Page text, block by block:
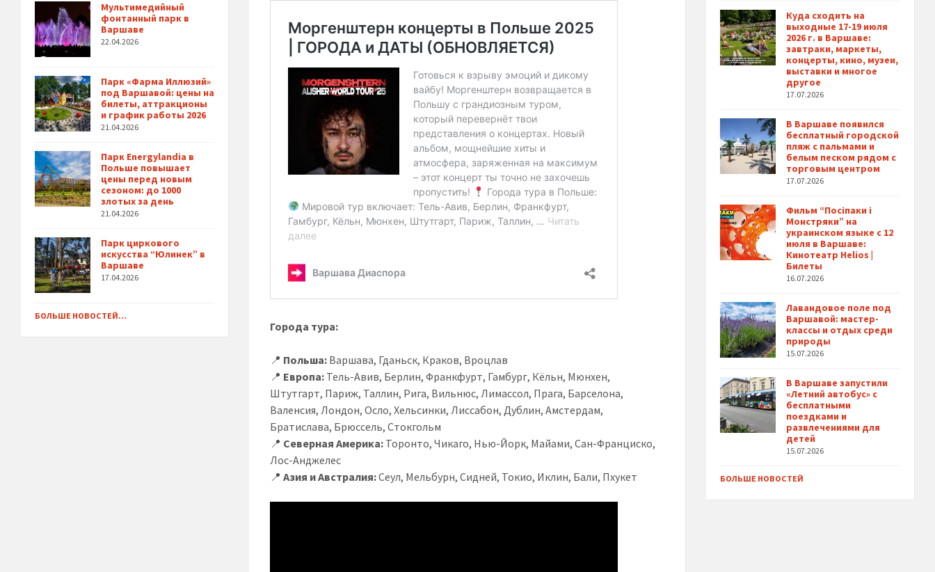
Города тура:
📍 Польша: Варшава, Гданьск, Краков, Вроцлав
📍 Европа: Тель-Авив, Берлин, Франкфурт, Гамбург, Кёльн, Мюнхен,
Штутгарт, Париж, Таллин, Рига, Вильнюс, Лимассол, Прага, Барселона,
Валенсия, Лондон, Осло, Хельсинки, Лиссабон, Дублин, Амстердам,
Братислава, Брюссель, Стокгольм
📍 Северная Америка: Торонто, Чикаго, Нью-Йорк, Майами, Сан-Франциско,
Лос-Анджелес
📍Азия и Австралия:Сеул, Мельбурн, Сидней, Токио, Иклин, Бали, Пхукет
Мультимедийный
фонтанный парк в
Варшаве
22.04.2026
Парк «Фарма Иллюзий»
под Варшавой: цены на
билеты, аттракционы
и график работы 2026
21.04.2026
Парк Energylandia в
Польше повышает
цены перед новым
сезоном: до 1000
злотых за день
21.04.2026
Парк циркового
искусства “Юлинек” в
Варшаве
17.04.2026
БОЛЬШЕ НОВОСТЕЙ...
Куда сходить на
выходные 17-19 июля
2026 г. в Варшаве:
завтраки, маркеты,
концерты, кино, музеи,
выставки и многое
другое
17.07.2026
В Варшаве появился
бесплатный городской
пляж с пальмами и
белым песком рядом с
торговым центром
17.07.2026
Фильм “Посіпаки і
Монстряки” на
украинском языке с 12
июля в Варшаве:
Кинотеатр Helios |
Билеты
16.07.2026
Лавандовое поле под
Варшавой: мастер-
классы и отдых среди
природы
15.07.2026
В Варшаве запустили
«Летний автобус» с
бесплатными
поездками и
развлечениями для
детей
15.07.2026
БОЛЬШЕ НОВОСТЕЙ